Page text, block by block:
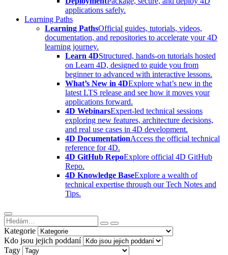
applications safely.
Learning Paths
Learning PathsOfficial guides, tutorials, videos,
documentation, and repositories to accelerate your 4D
learning journey.
Learn 4DStructured, hands-on tutorials hosted
on Learn 4D, designed to guide you from
beginner to advanced with interactive lessons.
What’s New in 4DExplore what’s new in the
latest LTS release and see how it moves your
applications forward.
4D WebinarsExpert-led technical sessions
exploring new features, architecture decisions,
and real use cases in 4D development.
4D DocumentationAccess the official technical
reference for 4D.
4D GitHub RepoExplore official 4D GitHub
Repo.
4D Knowledge BaseExplore a wealth of
technical expertise through our Tech Notes and
Tips.
Kategorie
Kdo jsou jejich poddaní
Tagy